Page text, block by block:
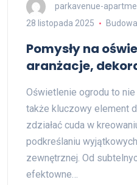
parkavenue-
28 listopada 2025
Pomysły na
aranżacje,
Oświetlenie ogrodu to
także kluczowy element
zdziałać cuda w
podkreślaniu
zewnętrznej. Od
efektowne…